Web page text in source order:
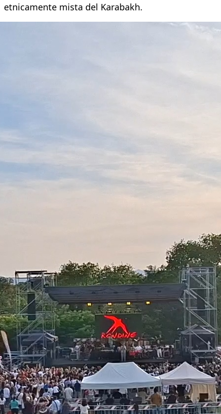
etnicamente mista del Karabakh.